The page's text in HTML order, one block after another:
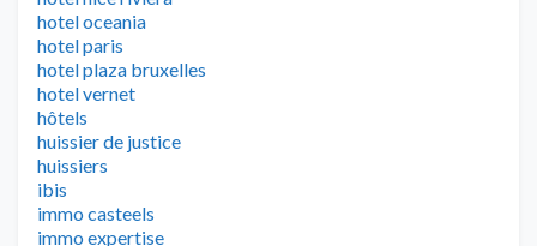
hotel oceania
hotel paris
hotel plaza bruxelles
hotel vernet
hôtels
huissier de justice
huissiers
ibis
immo casteels
immo expertise